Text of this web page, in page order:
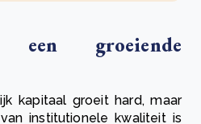
groeiende
kapitaal groeit hard, maar
institutionele kwaliteit is